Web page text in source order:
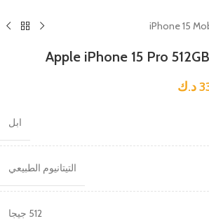
iPhone 15
Apple iPhone 15 Pro
د.ك
ابل
التيتانيوم الطبيعي
512 جيجا